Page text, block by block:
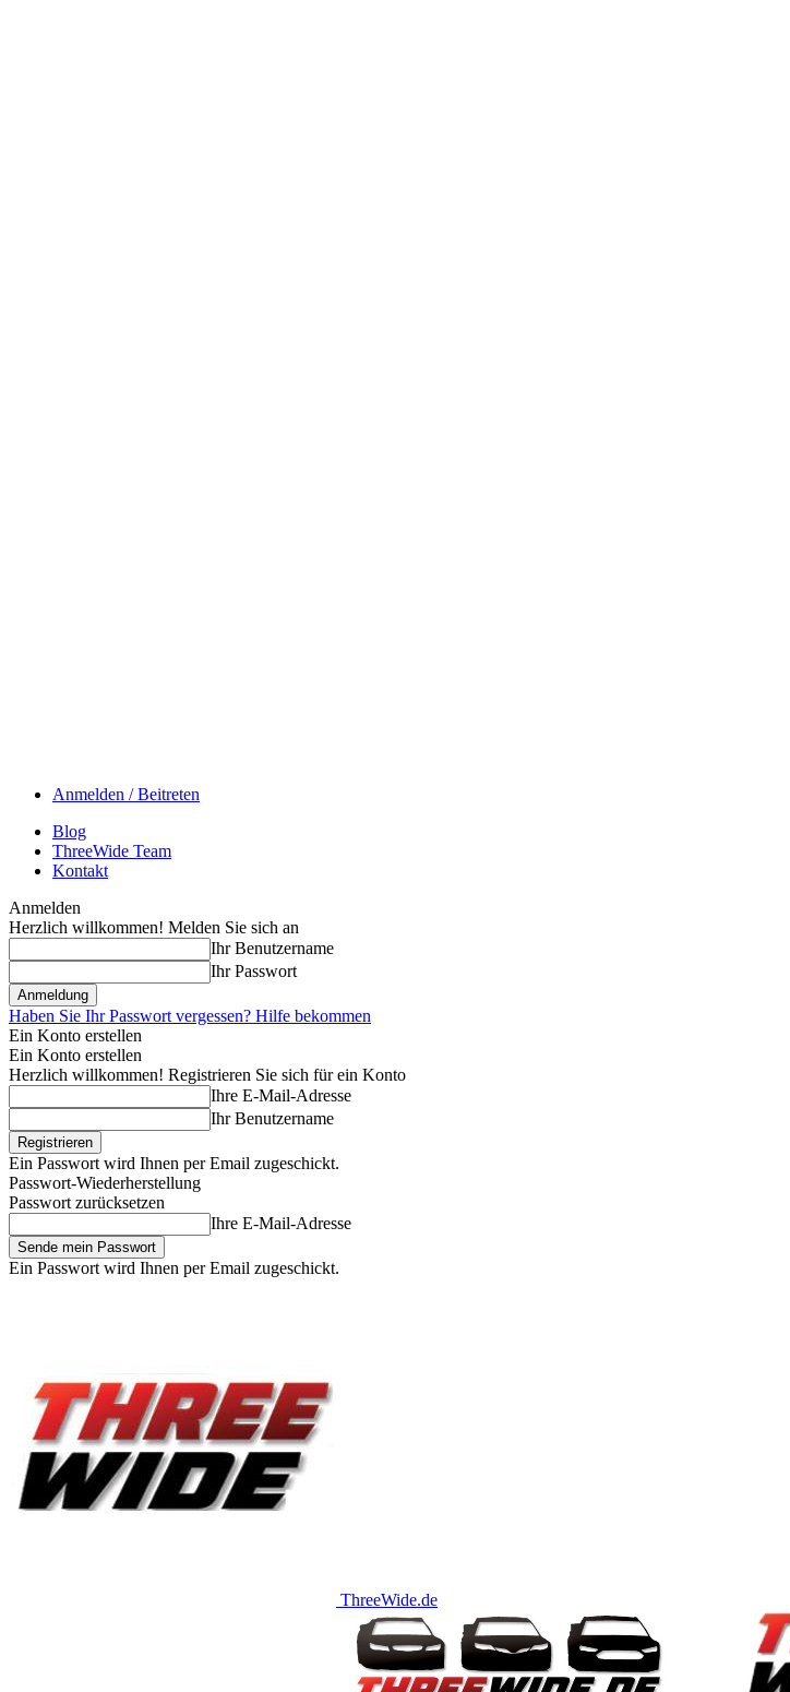
Anmelden / Beitreten
Blog
ThreeWide Team
Kontakt
Anmelden
Herzlich willkommen! Melden Sie sich an
Ihr Benutzername
Ihr Passwort
Haben Sie Ihr Passwort vergessen? Hilfe bekommen
Ein Konto erstellen
Ein Konto erstellen
Herzlich willkommen! Registrieren Sie sich für ein Konto
Ihre E-Mail-Adresse
Ihr Benutzername
Ein Passwort wird Ihnen per Email zugeschickt.
Passwort-Wiederherstellung
Passwort zurücksetzen
Ihre E-Mail-Adresse
Ein Passwort wird Ihnen per Email zugeschickt.
ThreeWide.de